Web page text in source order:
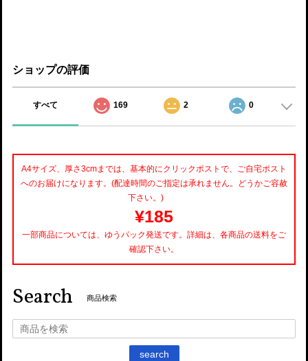
ショップの評価
すべて 169 2 0
A4サイズ、厚さ3cmまでは、基本的にクリックポストで、ご自宅ポスト
へのお届けになります。(配達時間のご指定は承れません。どうかご容赦
下さい。)
¥185
一部商品については、ゆうパック発送です。詳細は、各商品の送料をご
確認下さい。
Search 商品検索
search